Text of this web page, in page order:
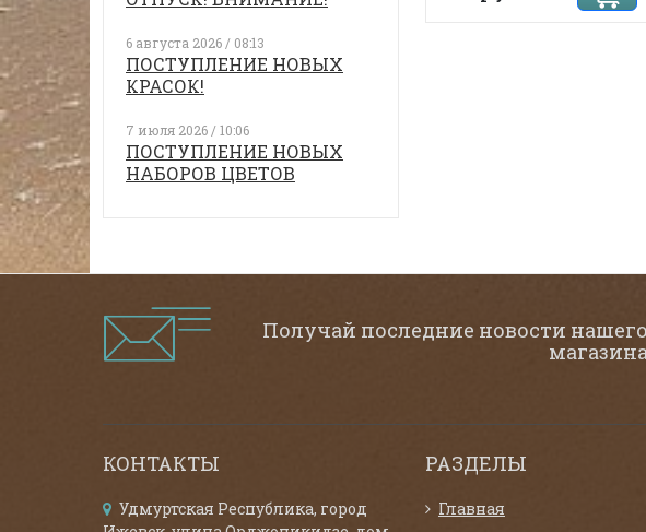
6 августа 2026 / 08:13
ПОСТУПЛЕНИЕ НОВЫХ
КРАСОК!
7 июля 2026 / 10:06
ПОСТУПЛЕНИЕ НОВЫХ
НАБОРОВ ЦВЕТОВ
Получай последние новости нашего
КОНТАКТЫ
Удмуртская Республика, город
РАЗДЕЛЫ
Главная